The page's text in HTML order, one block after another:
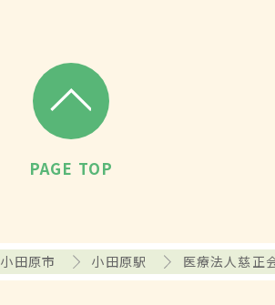
PAGE TOP
小田原市 小田原駅 医療法人慈正